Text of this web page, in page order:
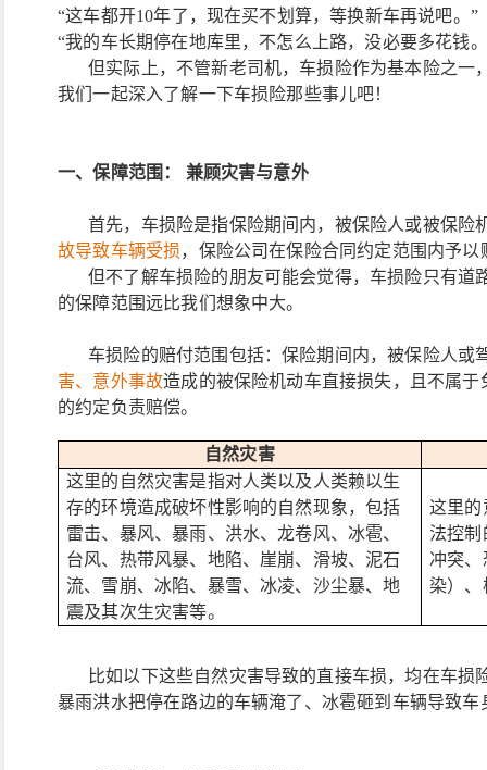
“这车都开10年了，现在买不划算，等换新车再说吧。”
“我的车长期停在地库里，不怎么上路，没必要多花钱
但实际上，不管新老司机，车损险作为基本险之
我们一起深入了解一下车损险那些事儿吧！
一、保障范围： 兼顾灾害与意外
首先，车损险是指保险期间内，被保险人或被保险
故导致车辆受损，保险公司在保险合同约定范围内予以
但不了解车损险的朋友可能会觉得，车损险只有
的保障范围远比我们想象中大。
车损险的赔付范围包括：保险期间内，被保险人或
害、意外事故造成的被保险机动车直接损失，且不属
的约定负责赔偿。
自然灾害
这里的自然灾害是指对人类以及人类赖以生
存的环境造成破坏性影响的自然现象，包括
雷击、暴风、暴雨、洪水、龙卷风、冰雹、
台风、热带风暴、地陷、崖崩、滑坡、泥石
流、雪崩、冰陷、暴雪、冰凌、沙尘暴、地
震及其次生灾害等。
这里的
法控
冲突
染）、
比如以下这些自然灾害导致的直接车损，均在车损
暴雨洪水把停在路边的车辆淹了 、 冰雹砸到车辆导致车